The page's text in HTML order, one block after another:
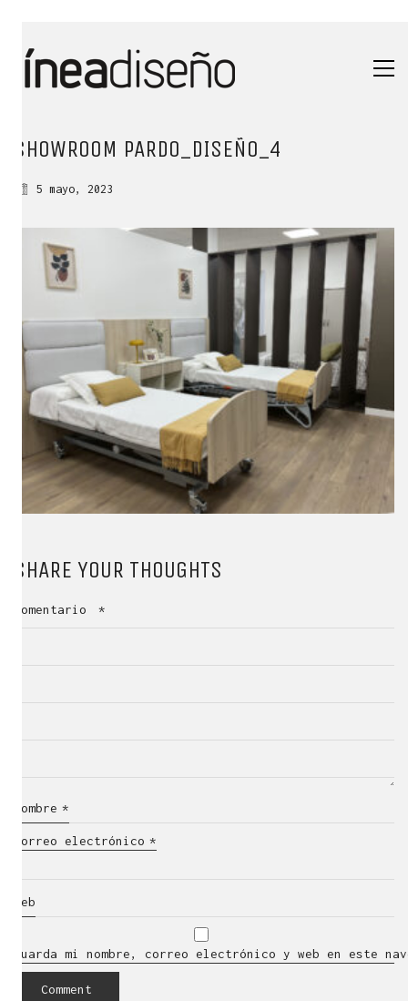
SHOWROOM PARDO_DISEÑO_4
5 mayo, 2023
SHARE YOUR THOUGHTS
Comentario *
Nombre *
Correo electrónico *
Web
Guarda mi nombre, correo electrónico y web en este